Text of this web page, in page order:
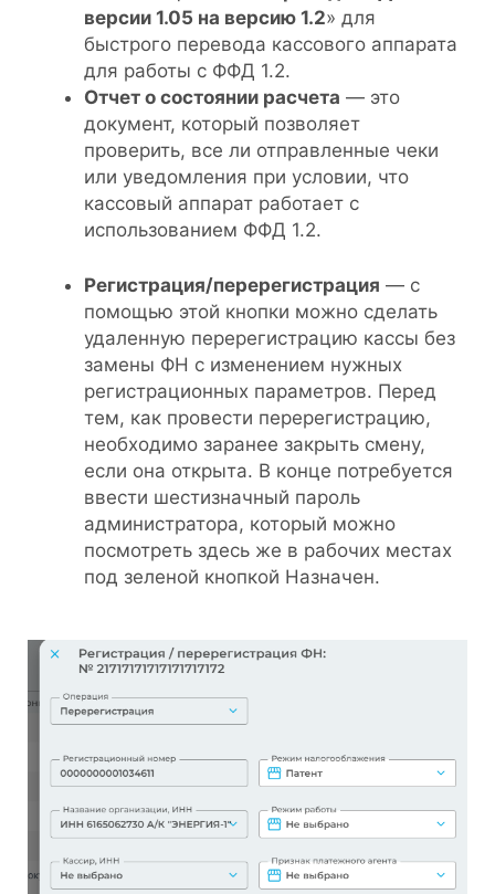
версии 1.05 на версию 1.2» для
быстрого перевода кассового аппарата
для работы с ФФД 1.2.
Отчет о состоянии расчета — это
документ, который позволяет
проверить, все ли отправленные чеки
или уведомления при условии, что
кассовый аппарат работает с
использованием ФФД 1.2.
Регистрация/перерегистрация — с
помощью этой кнопки можно сделать
удаленную перерегистрацию кассы без
замены ФН с изменением нужных
регистрационных параметров. Перед
тем, как провести перерегистрацию,
необходимо заранее закрыть смену,
если она открыта. В конце потребуется
ввести шестизначный пароль
администратора, который можно
посмотреть здесь же в рабочих местах
под зеленой кнопкой Назначен.